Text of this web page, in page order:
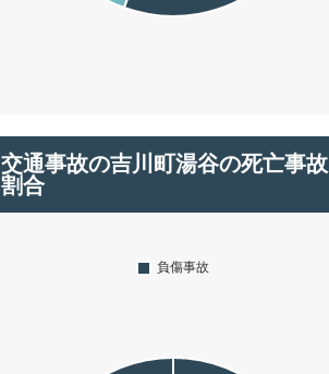
交通事故の吉川町湯谷の死亡事故
割合